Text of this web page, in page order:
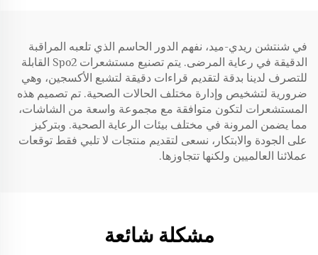
في شنتشن ريدي-ميد، نفهم الدور الحاسم الذي تلعبه المراقبة
الدقيقة في رعاية المرضى. يتم تصنيع مستشعرات Spo2 القابلة
للتصرف لدينا بدقة لتقديم قراءات دقيقة لتشبع الأكسجين، وهي
ضرورية لتشخيص وإدارة مختلف الحالات الصحية. تم تصميم هذه
المستشعرات لتكون متوافقة مع مجموعة واسعة من الشاشات،
مما يضمن المرونة في مختلف بيئات الرعاية الصحية. وبتركيز
على الجودة والابتكار، نسعى لتقديم منتجات لا تلبي فقط توقعات
عملائنا العالميين ولكنها تتجاوزها.
مشكلة شائعة